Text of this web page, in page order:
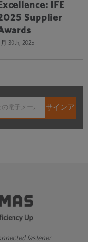
Excellence: IFE
Supplier
30th, 2025
fastener